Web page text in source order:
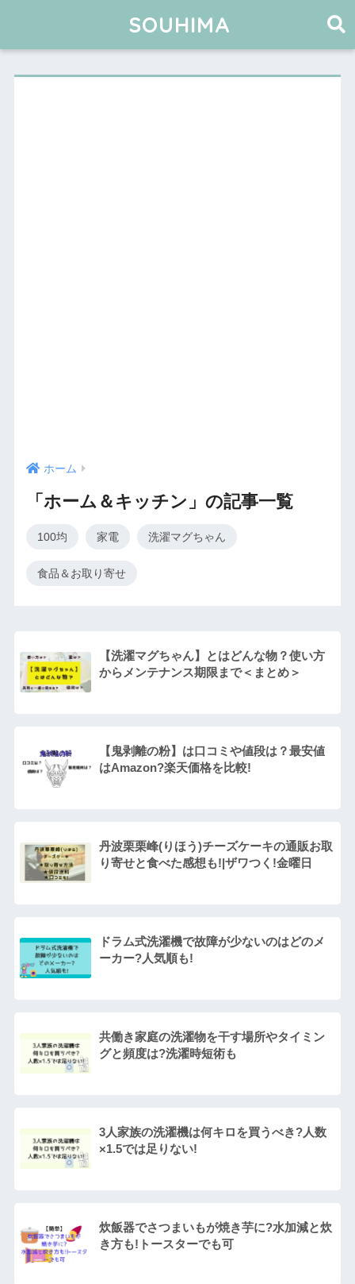
SOUHIMA
ホーム
「ホーム＆キッチン」の記事一覧
100均 家電 洗濯マグちゃん
食品＆お取り寄せ
【洗濯マグちゃん】とはどんな物？使い方
からメンテナンス期限まで＜まとめ＞
【鬼剥離の粉】は口コミや値段は？最安値
はAmazon?楽天価格を比較!
丹波栗栗峰(りほう)チーズケーキの通販お取
り寄せと食べた感想も!|ザワつく!金曜日
ドラム式洗濯機で故障が少ないのはどのメ
ーカー?人気順も!
共働き家庭の洗濯物を干す場所やタイミン
グと頻度は?洗濯時短術も
3人家族の洗濯機は何キロを買うべき?人数
×1.5では足りない!
炊飯器でさつまいもが焼き芋に?水加減と炊
き方も!トースターでも可